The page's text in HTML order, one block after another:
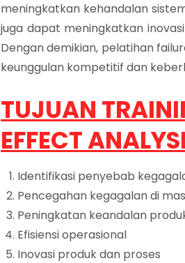
meningkatkan kehandalan
juga dapat meningkatkan
Dengan demikian, pelatihan
keunggulan kompetitif dan
TUJUAN
EFFECT
Identifikasi penyebab
Pencegahan kegagalan di
Peningkatan keandalan
Efisiensi operasional
Inovasi produk dan proses